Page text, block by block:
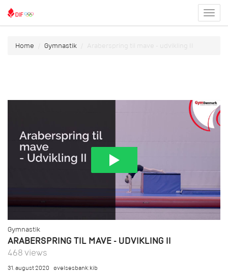
menu
Home Gymnastik Araberspring til mave - udvikling II
Gymnastik
ARABERSPRING TIL MAVE - UDVIKLING II
468 views
31. august 2020 øvelsesbank:kib